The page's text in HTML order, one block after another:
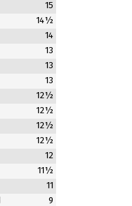
15
14½
14
13
13
13
12½
12½
12½
12½
12
11½
11
9